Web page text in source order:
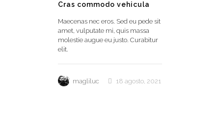
Cras commodo vehicula
Maecenas nec eros. Sed eu pede sit
amet, vulputate mi, quis massa
molestie augue eu justo. Curabitur
elit.
magliluc 18 agosto, 2021